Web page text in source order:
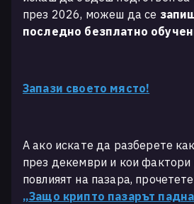
през 2026, можеш да се
последно безплатно
Запази своето място!
А ако искате да разберете
през декември и кои фактори
повлияят на пазара,
„Защо крипто пазарът